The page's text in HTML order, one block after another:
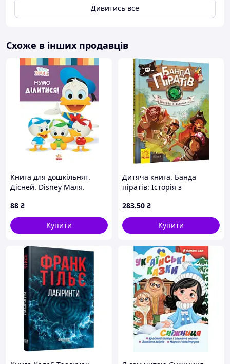
Дивитись все
Схоже в інших продавців
Книга для дошкільнят.
Дісней. Disney Маля.
поділимося" Ranok Creative
1411002У
88 ₴
Купити
Дитяча книга. Банда
піратів: Історія з
мовою
283.50 ₴
Купити